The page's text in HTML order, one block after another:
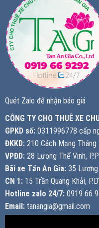
Quét Zalo để nhận báo giá
CÔNG TY CHO THUÊ XE
GPKD số: 0311996778 cấp
ĐKKD: 210 Cách Mạng Tháng
VPĐD: 28 Lương Thế Vinh,
Bãi xe Tấn An Gia: 35 Lương
CN 1: 15 Trần Quang Khải,
Hotline zalo 24/7: 0919 66
Email: tanangia@gmail.com